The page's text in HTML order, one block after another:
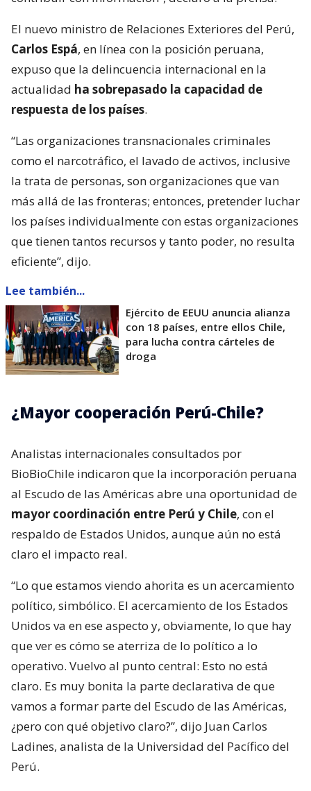
El nuevo ministro de Relaciones Exteriores del Perú,
Carlos Espá, en línea con la posición peruana,
expuso que la delincuencia internacional en la
actualidad ha sobrepasado la capacidad de
respuesta de los países.
“Las organizaciones transnacionales criminales
como el narcotráfico, el lavado de activos, inclusive
la trata de personas, son organizaciones que van
más allá de las fronteras; entonces, pretender luchar
los países individualmente con estas organizaciones
que tienen tantos recursos y tanto poder, no resulta
eficiente”, dijo.
Lee también...
Ejército de EEUU anuncia alianza
con 18 países, entre ellos Chile,
para lucha contra cárteles de
droga
¿Mayor cooperación Perú-Chile?
Analistas internacionales consultados por
BioBioChile indicaron que la incorporación peruana
al Escudo de las Américas abre una oportunidad de
mayor coordinación entre Perú y Chile, con el
respaldo de Estados Unidos, aunque aún no está
claro el impacto real.
“Lo que estamos viendo ahorita es un acercamiento
político, simbólico. El acercamiento de los Estados
Unidos va en ese aspecto y, obviamente, lo que hay
que ver es cómo se aterriza de lo político a lo
operativo. Vuelvo al punto central: Esto no está
claro. Es muy bonita la parte declarativa de que
vamos a formar parte del Escudo de las Américas,
¿pero con qué objetivo claro?”, dijo Juan Carlos
Ladines, analista de la Universidad del Pacífico del
Perú.